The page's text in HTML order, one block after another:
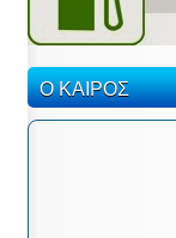
Ο ΚΑΙΡΟΣ